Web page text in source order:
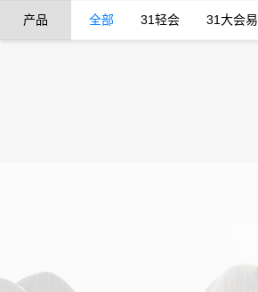
产品 全部 31轻会 31大会易